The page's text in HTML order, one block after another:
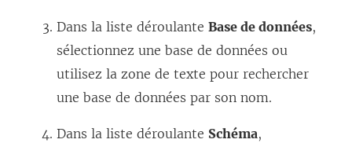
Dans la liste déroulante Base de données,
sélectionnez une base de données ou
utilisez la zone de texte pour rechercher
une base de données par son nom.
Dans la liste déroulante Schéma,